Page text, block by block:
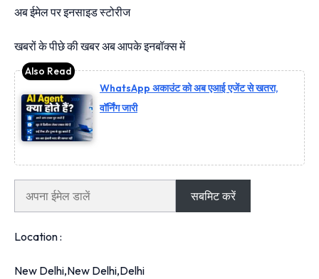
अब ईमेल पर इनसाइड स्‍टोर‍ीज
खबरों के पीछे की खबर अब आपके इनबॉक्‍स में
WhatsApp अकाउंट को अब एआई एजेंट से खतरा,
वॉर्निंग जारी
सबमिट करें
Location :
New Delhi,New Delhi,Delhi